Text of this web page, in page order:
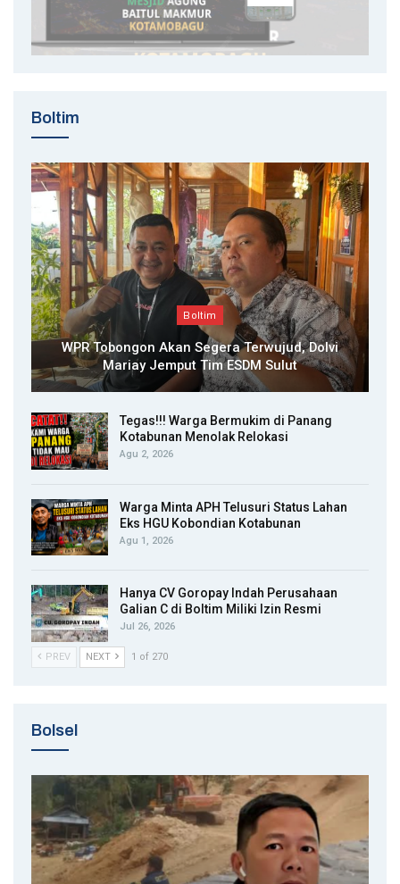
Boltim
Boltim
WPR Tobongon Akan Segera Terwujud, Dolvi
Mariay Jemput Tim ESDM Sulut
Tegas!!! Warga Bermukim di Panang
Kotabunan Menolak Relokasi
Agu 2, 2026
Warga Minta APH Telusuri Status Lahan
Eks HGU Kobondian Kotabunan
Agu 1, 2026
Hanya CV Goropay Indah Perusahaan
Galian C di Boltim Miliki Izin Resmi
Jul 26, 2026
PREV NEXT 1 of 270
Bolsel